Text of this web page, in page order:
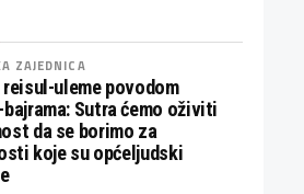
ZAJEDNICA
reisul-uleme povodom
bajrama: Sutra ćemo oživiti
da se borimo za
koje su općeljudski